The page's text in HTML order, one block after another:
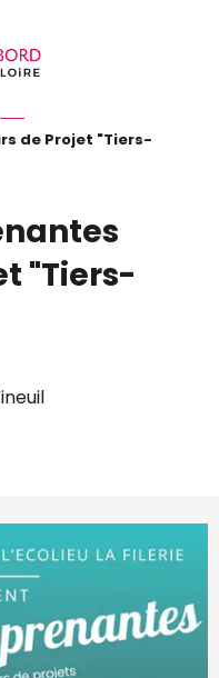
de Projet "Tiers-
"Tiers-